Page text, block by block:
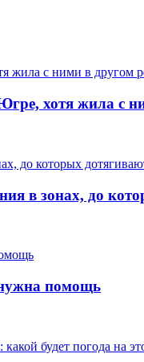
хотя жила с
в зонах, до
нужна помощь